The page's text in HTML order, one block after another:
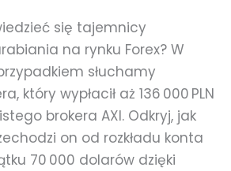
się tajemnicy
na rynku Forex? W
słuchamy
który wypłacił aż 136 000 PLN
brokera AXI. Odkryj, jak
on od rozkładu konta
70 000 dolarów dzięki